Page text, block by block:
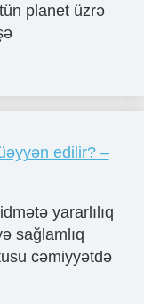
planet üzrə
edilir? –
yararlılıq
sağlamlıq
cəmiyyətdə